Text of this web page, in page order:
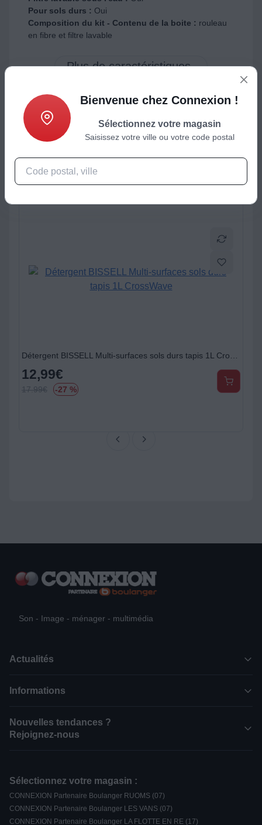
Pour sols durs : Oui
Composition du kit - Contenu de la boite : rouleau
en fibre et filtre lavable
Produits complémentaires
12,99€
17.99€ -27 %
Son - Image - ménager - multimédia
Actualités
Informations
Nouvelles tendances ?
Rejoignez-nous
Sélectionnez votre magasin :
CONNEXION Partenaire Boulanger RUOMS (07)
CONNEXION Partenaire Boulanger LES VANS (07)
CONNEXION Partenaire Boulanger LA FLOTTE EN RE (17)
Bienvenue chez Connexion !
Sélectionnez votre magasin
Saisissez votre ville ou votre code postal